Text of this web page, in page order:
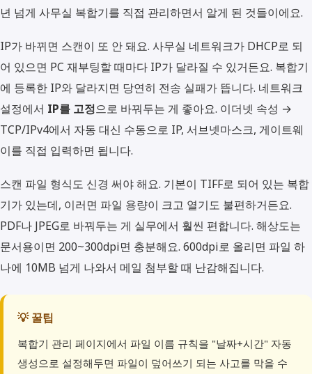
년 넘게 사무실 복합기를 직접 관리하면서 알게 된 것들이에요.
IP가 바뀌면 스캔이 또 안 돼요. 사무실 네트워크가 DHCP로 되
어 있으면 PC 재부팅할 때마다 IP가 달라질 수 있거든요. 복합기
에 등록한 IP와 달라지면 당연히 전송 실패가 뜹니다. 네트워크
설정에서 IP를 고정으로 바꿔두는 게 좋아요. 이더넷 속성 →
TCP/IPv4에서 자동 대신 수동으로 IP, 서브넷마스크, 게이트웨
이를 직접 입력하면 됩니다.
스캔 파일 형식도 신경 써야 해요. 기본이 TIFF로 되어 있는 복합
기가 있는데, 이러면 파일 용량이 크고 열기도 불편하거든요.
PDF나 JPEG로 바꿔두는 게 실무에서 훨씬 편합니다. 해상도는
문서용이면 200~300dpi면 충분해요. 600dpi로 올리면 파일 하
나에 10MB 넘게 나와서 메일 첨부할 때 난감해집니다.
💡 꿀팁
복합기 관리 페이지에서 파일 이름 규칙을 "날짜+시간" 자동
생성으로 설정해두면 파일이 덮어쓰기 되는 사고를 막을 수